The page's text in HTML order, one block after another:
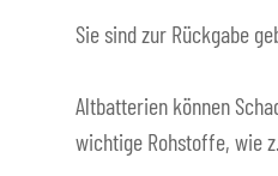
Sie sind zur Rückgabe
Altbatterien können
wichtige Rohstoffe, wie